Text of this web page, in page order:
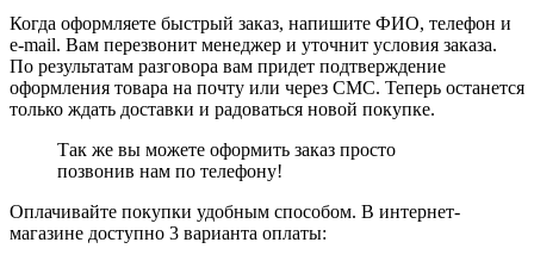
Когда оформляете быстрый заказ, напишите ФИО, телефон и
e-mail. Вам перезвонит менеджер и уточнит условия заказа.
По результатам разговора вам придет подтверждение
оформления товара на почту или через СМС. Теперь останется
только ждать доставки и радоваться новой покупке.
Так же вы можете оформить заказ просто
позвонив нам по телефону!
Оплачивайте покупки удобным способом. В интернет-
магазине доступно 3 варианта оплаты: